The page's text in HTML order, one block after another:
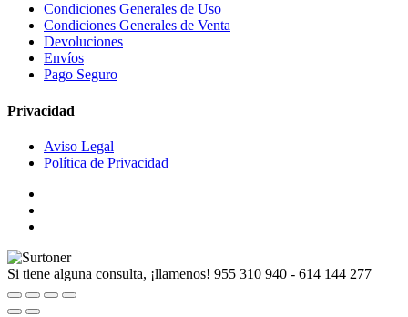
Condiciones Generales de Uso
Condiciones Generales de Venta
Devoluciones
Envíos
Pago Seguro
Privacidad
Aviso Legal
Política de Privacidad
Si tiene alguna consulta, ¡llamenos! 955 310 940 - 614 144 277